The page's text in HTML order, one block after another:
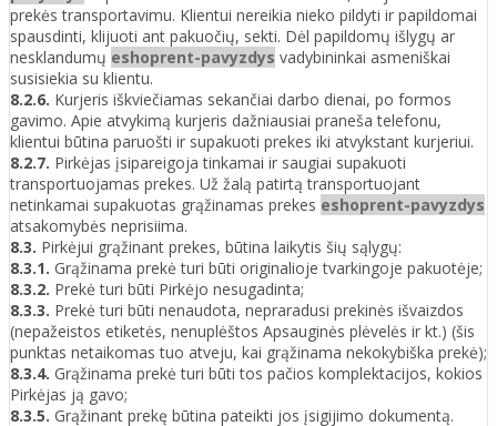
prekės transportavimu. Klientui nereikia nieko pildyti ir papildomai
spausdinti, klijuoti ant pakuočių, sekti. Dėl papildomų išlygų ar
nesklandumų eshoprent-pavyzdys vadybininkai asmeniškai
susisiekia su klientu.
8.2.6. Kurjeris iškviečiamas sekančiai darbo dienai, po formos
gavimo. Apie atvykimą kurjeris dažniausiai praneša telefonu,
klientui būtina paruošti ir supakuoti prekes iki atvykstant kurjeriui.
8.2.7. Pirkėjas įsipareigoja tinkamai ir saugiai supakuoti
transportuojamas prekes. Už žalą patirtą transportuojant
netinkamai supakuotas grąžinamas prekes eshoprent-pavyzdys
atsakomybės neprisiima.
8.3. Pirkėjui grąžinant prekes, būtina laikytis šių sąlygų:
8.3.1. Grąžinama prekė turi būti originalioje tvarkingoje pakuotėje;
8.3.2. Prekė turi būti Pirkėjo nesugadinta;
8.3.3. Prekė turi būti nenaudota, nepraradusi prekinės išvaizdos
(nepažeistos etiketės, nenuplėštos Apsauginės plėvelės ir kt.) (šis
punktas netaikomas tuo atveju, kai grąžinama nekokybiška prekė);
8.3.4. Grąžinama prekė turi būti tos pačios komplektacijos, kokios
Pirkėjas ją gavo;
8.3.5. Grąžinant prekę būtina pateikti jos įsigijimo dokumentą.